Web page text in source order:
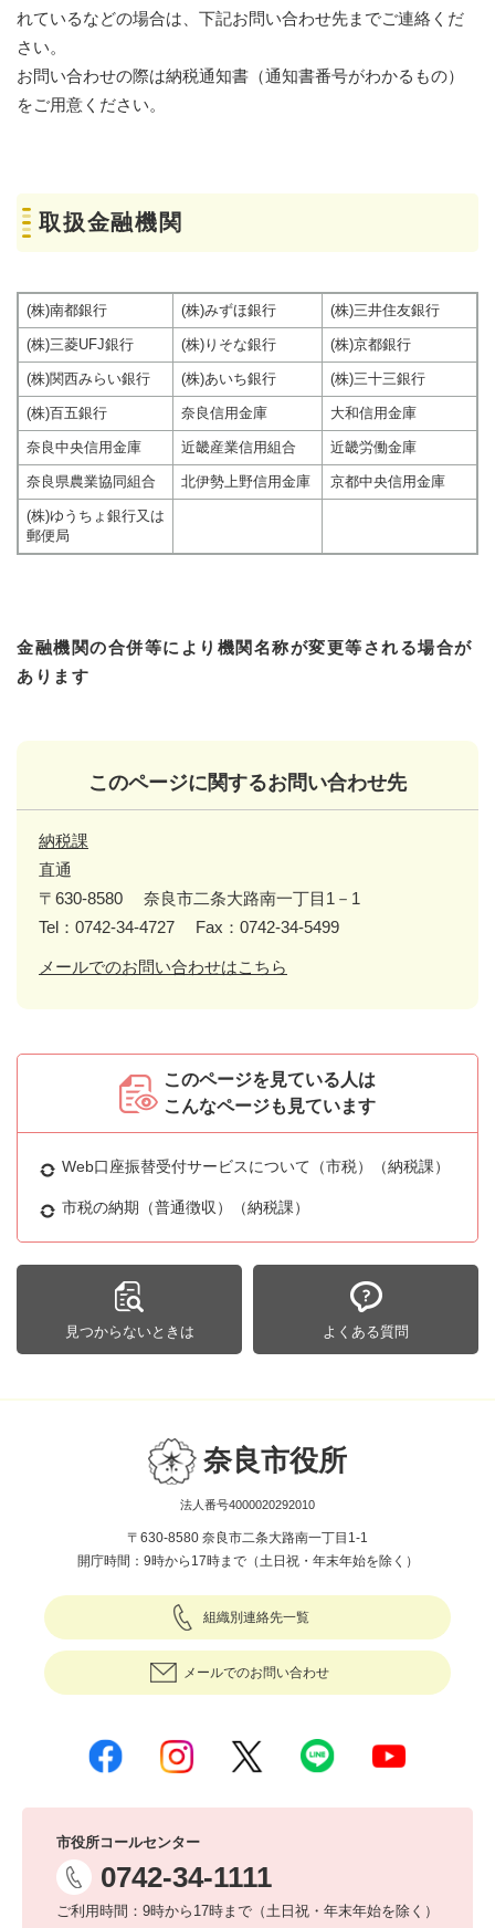
れているなどの場合は、下記お問い合わせ先までご連絡くだ
さい。
お問い合わせの際は納税通知書（通知書番号がわかるもの）
をご用意ください。
取扱金融機関
(株)南都銀行 (株)みずほ銀行 (株)三井住友銀行
(株)三菱UFJ銀行 (株)りそな銀行 (株)京都銀行
(株)関西みらい銀行 (株)あいち銀行 (株)三十三銀行
(株)百五銀行 奈良信用金庫 大和信用金庫
奈良中央信用金庫 近畿産業信用組合 近畿労働金庫
奈良県農業協同組合 北伊勢上野信用金庫 京都中央信用金庫
(株)ゆうちょ銀行又は
郵便局
金融機関の合併等により機関名称が変更等される場合が
あります
このページに関するお問い合わせ先
納税課
直通
〒630-8580
奈良市二条大路南一丁目1－1
Tel：0742-34-4727
Fax：0742-34-5499
メールでのお問い合わせはこちら
このページを見ている人は
こんなページも見ています
Web口座振替受付サービスについて（市税）（納税課）
市税の納期（普通徴収）（納税課）
見つからないときは よくある質問
奈良市役所
法人番号4000020292010
〒630-8580 奈良市二条大路南一丁目1-1
開庁時間：9時から17時まで（土日祝・年末年始を除く）
組織別連絡先一覧
メールでのお問い合わせ
市役所コールセンター
0742-34-1111
ご利用時間：9時から17時まで（土日祝・年末年始を除く）